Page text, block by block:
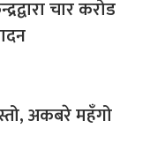
चार करोड
अकबरे महँगो